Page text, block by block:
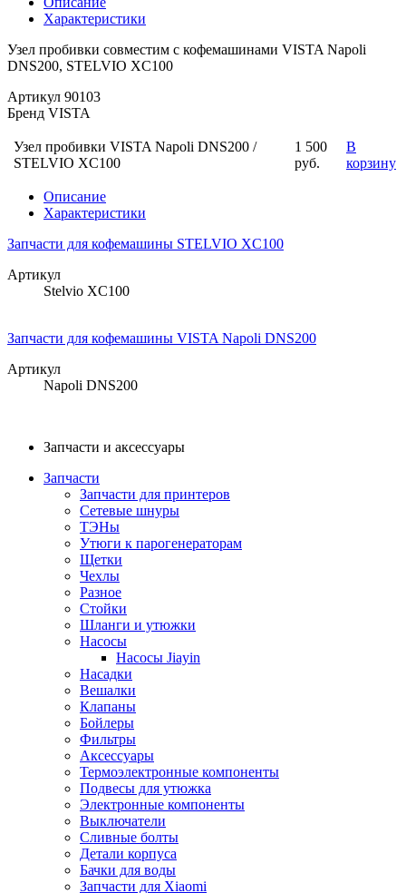
Характеристики
Узел пробивки совместим с кофемашинами VISTA Napoli
DNS200, STELVIO XC100
Артикул 90103
Бренд VISTA
Узел пробивки VISTA Napoli DNS200 /
STELVIO XC100
1 500
руб.
В
корзину
Описание
Характеристики
Запчасти для кофемашины STELVIO XC100
Артикул
Stelvio XC100
Запчасти для кофемашины VISTA Napoli DNS200
Артикул
Napoli DNS200
Запчасти и аксессуары
Запчасти
Запчасти для принтеров
Сетевые шнуры
ТЭНы
Утюги к парогенераторам
Щетки
Чехлы
Разное
Стойки
Шланги и утюжки
Насосы
Насосы Jiayin
Насадки
Вешалки
Клапаны
Бойлеры
Фильтры
Аксессуары
Термоэлектронные компоненты
Подвесы для утюжка
Электронные компоненты
Выключатели
Сливные болты
Детали корпуса
Бачки для воды
Запчасти для Xiaomi